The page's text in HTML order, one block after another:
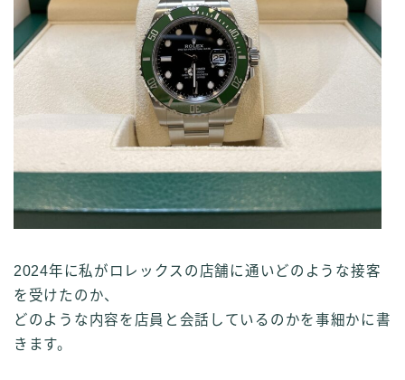
2024年に私がロレックスの店舗に通いどのような接客
を受けたのか、
どのような内容を店員と会話しているのかを事細かに書
きます。